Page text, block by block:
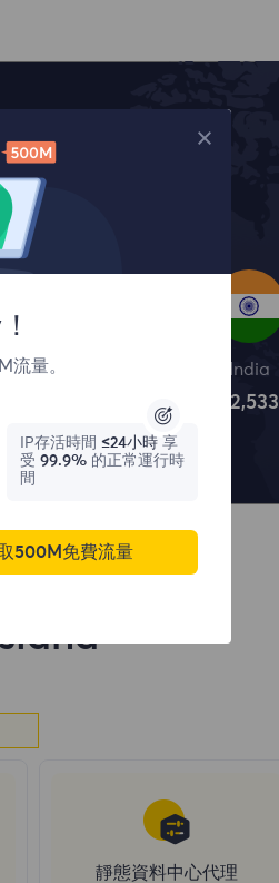
India
4,322,534
靜態資料中心代理
流量。
IP存活時間 ≤24小時 享
受 99.9% 的正常運行時
間
500M免費流量